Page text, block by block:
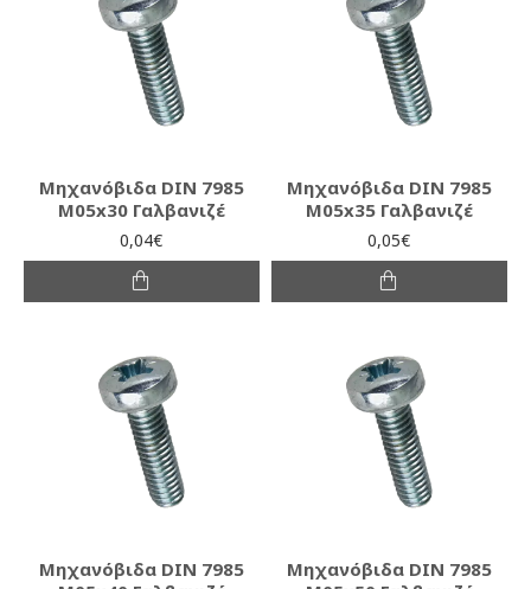
Μηχανόβιδα DIN 7985
M05x30 Γαλβανιζέ
0,04€
Μηχανόβιδα DIN 7985
M05x35 Γαλβανιζέ
0,05€
Μηχανόβιδα DIN 7985
Μηχανόβιδα DIN 7985